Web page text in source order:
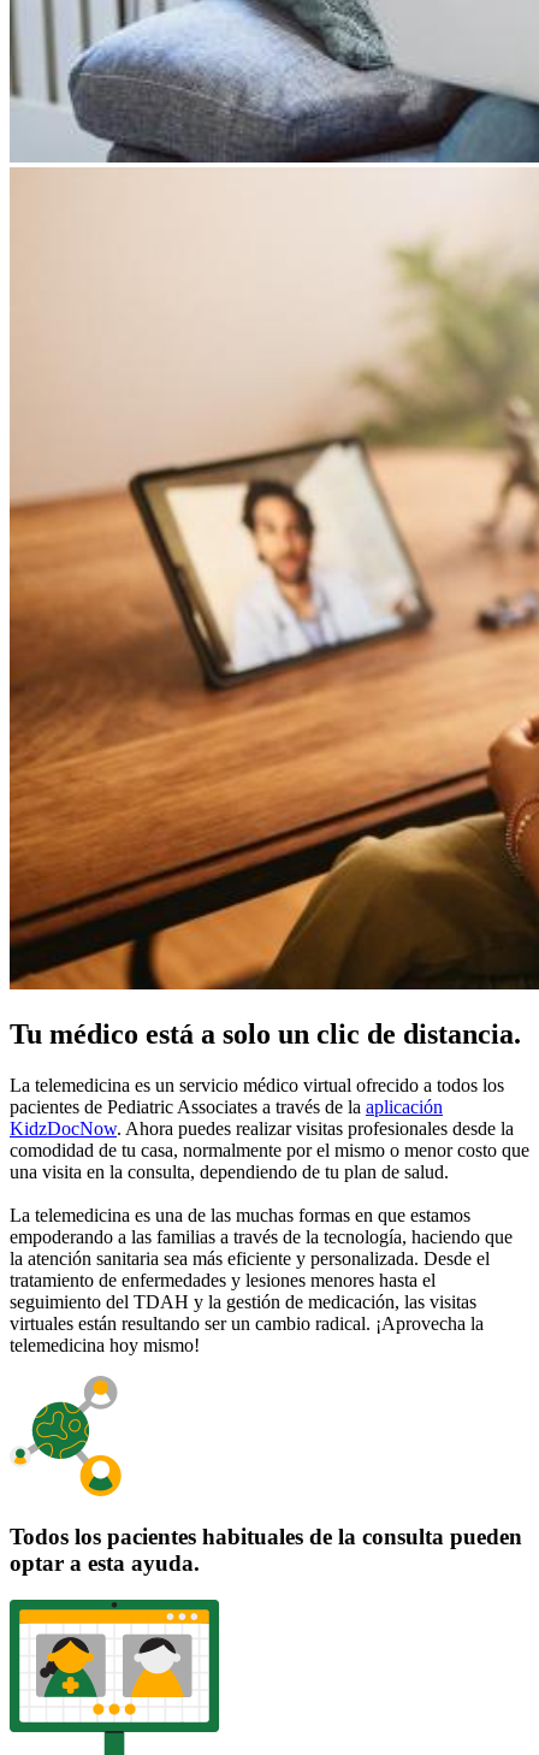
Tu médico está a solo un clic de distancia.
La telemedicina es un servicio médico virtual ofrecido a todos los
pacientes de Pediatric Associates a través de la aplicación
KidzDocNow. Ahora puedes realizar visitas profesionales desde la
comodidad de tu casa, normalmente por el mismo o menor costo que
una visita en la consulta, dependiendo de tu plan de salud.
La telemedicina es una de las muchas formas en que estamos
empoderando a las familias a través de la tecnología, haciendo que
la atención sanitaria sea más eficiente y personalizada. Desde el
tratamiento de enfermedades y lesiones menores hasta el
seguimiento del TDAH y la gestión de medicación, las visitas
virtuales están resultando ser un cambio radical. ¡Aprovecha la
telemedicina hoy mismo!
Todos los pacientes habituales de la consulta pueden
optar a esta ayuda.